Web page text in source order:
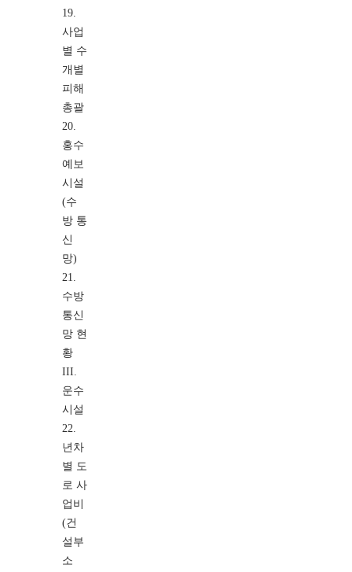
19.
사업
별 수
개별
피해
총괄
20.
홍수
예보
시설
(수
방 통
신
망)
21.
수방
통신
망 현
황
III.
운수
시설
22.
년차
별 도
로 사
업비
(건
설부
소